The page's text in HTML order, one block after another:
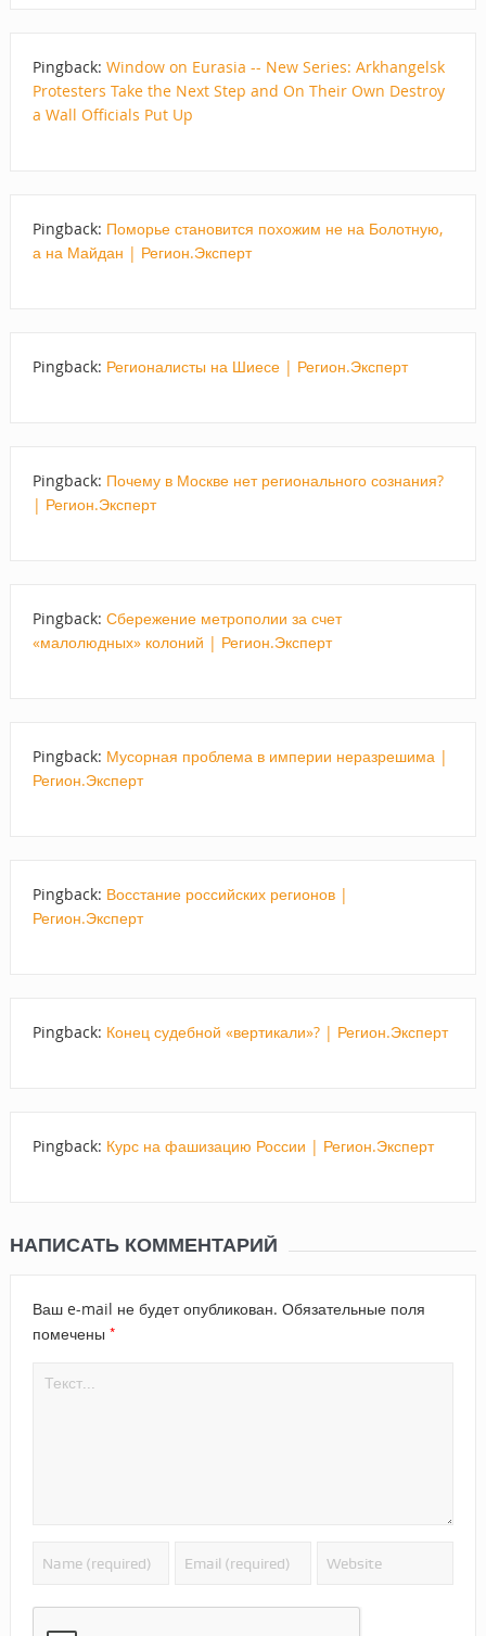
Pingback: Window on Eurasia -- New Series: Arkhangelsk
Protesters Take the Next Step and On Their Own Destroy
a Wall Officials Put Up
Pingback: Поморье становится похожим не на Болотную,
а на Майдан | Регион.Эксперт
Pingback: Регионалисты на Шиесе | Регион.Эксперт
Pingback: Почему в Москве нет регионального сознания?
| Регион.Эксперт
Pingback: Сбережение метрополии за счет
«малолюдных» колоний | Регион.Эксперт
Pingback: Мусорная проблема в империи неразрешима |
Регион.Эксперт
Pingback: Восстание российских регионов |
Регион.Эксперт
Pingback: Конец судебной «вертикали»? | Регион.Эксперт
Pingback: Курс на фашизацию России | Регион.Эксперт
НАПИСАТЬ КОММЕНТАРИЙ
Ваш e-mail не будет опубликован. Обязательные поля
помечены *